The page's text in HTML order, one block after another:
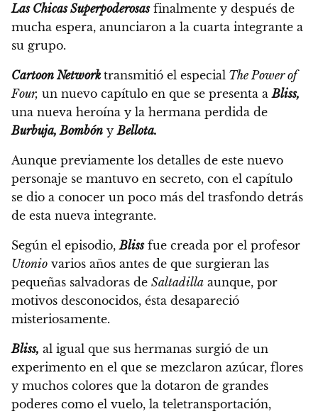
Las Chicas Superpoderosasfinalmente y después de
mucha espera, anunciaron a la cuarta integrante a
su grupo.
Cartoon Network transmitió el especial The Power of
Four, un nuevo capítulo en que se presenta aBliss,
una nueva heroína y la hermana perdida de
Burbuja, Bombón yBellota.
Aunque previamente los detalles de este nuevo
personaje se mantuvo en secreto, con el capítulo
se dio a conocer un poco más del trasfondo detrás
de esta nueva integrante.
Según el episodio,Blissfue creada por el profesor
Utonio varios años antes de que surgieran las
pequeñas salvadoras de Saltadilla aunque, por
motivos desconocidos, ésta desapareció
misteriosamente.
Bliss, al igual que sus hermanas surgió de un
experimento en el que se mezclaron azúcar, flores
y muchos colores que la dotaron de grandes
poderes como el vuelo, la teletransportación,